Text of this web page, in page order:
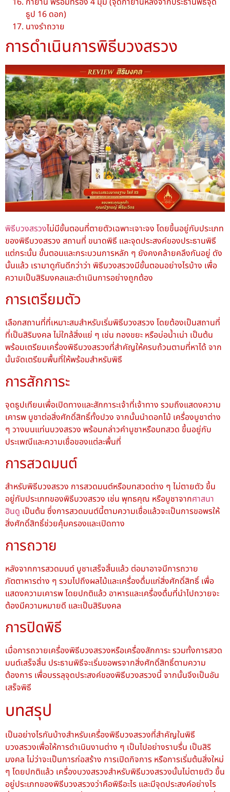
ธูป 16 ดอก)
นางรำถวาย
การดำเนินการพิธีบวงสรวง
พิธีบวงสรวงไม่มีขั้นตอนที่ตายตัวเฉพาะเจาะจง โดยขึ้นอยู่กับประเภท
ของพิธีบวงสรวง สถานที่ ขนาดพิธี และจุดประสงค์ของประธานพิธี
แต่กระนั้น ขั้นตอนและกระบวนการหลัก ๆ ยังคงคล้ายคลึงกันอยู่ ดัง
นั้นแล้ว เรามาดูกันดีกว่าว่า พิธีบวงสรวงมีขั้นตอนอย่างไรบ้าง เพื่อ
ความเป็นสิริมงคลและดำเนินการอย่างถูกต้อง
การเตรียมตัว
เลือกสถานที่ที่เหมาะสมสำหรับเริ่มพิธีบวงสรวง โดยต้องเป็นสถานที่
ที่เป็นสิริมงคล ไม่ใกล้สิ่งแย่ ๆ เช่น กองขยะ หรือบ่อน้ำเน่า เป็นต้น
พร้อมเตรียมเครื่องพิธีบวงสรวงที่สำคัญให้ครบถ้วนตามที่หาได้ จาก
นั้นจัดเตรียมพื้นที่ให้พร้อมสำหรับพิธี
การสักการะ
จุดธูปเทียนเพื่อเปิดทางและสักการะเจ้าที่เจ้าทาง รวมถึงแสดงความ
เคารพ บูชาต่อสิ่งศักดิ์สิทธิ์ทั้งปวง จากนั้นนำดอกไม้ เครื่องบูชาต่าง
ๆ วางบนแท่นบวงสรวง พร้อมกล่าวคำบูชาหรือบทสวด ขึ้นอยู่กับ
ประเพณีและความเชื่อของแต่ละพื้นที่
การสวดมนต์
สำหรับพิธีบวงสรวง การสวดมนต์หรือบทสวดต่าง ๆ ไม่ตายตัว ขึ้น
อยู่กับประเภทของพิธีบวงสรวง เช่น พุทธคุณ หรือบูชาจากศาสนา
ฮินดู เป็นต้น ซึ่งการสวดมนต์นี้ตามความเชื่อแล้วจะเป็นการขอพรให้
สิ่งศักดิ์สิทธิ์ช่วยคุ้มครองและเปิดทาง
การถวาย
หลังจากการสวดมนต์ บูชาเสร็จสิ้นแล้ว ต่อมาอาจมีการถวาย
ภัตตาหารต่าง ๆ รวมไปถึงผลไม้และเครื่องดื่มแก่สิ่งศักดิ์สิทธิ์ เพื่อ
แสดงความเคารพ โดยปกติแล้ว อาหารและเครื่องดื่มที่นำไปถวายจะ
ต้องมีความหมายดี และเป็นสิริมงคล
การปิดพิธี
เมื่อการถวายเครื่องพิธีบวงสรวงหรือเครื่องสักการะ รวมทั้งการสวด
มนต์เสร็จสิ้น ประธานพิธีจะเริ่มขอพรจากสิ่งศักดิ์สิทธิ์ตามความ
ต้องการ เพื่อบรรลุจุดประสงค์ของพิธีบวงสรวงนี้ จากนั้นจึงเป็นอัน
เสร็จพิธี
บทสรุป
เป็นอย่างไรกันบ้างสำหรับเครื่องพิธีบวงสรวงที่สำคัญในพิธี
บวงสรวงเพื่อให้การดำเนินงานต่าง ๆ เป็นไปอย่างราบรื่น เป็นสิริ
มงคล ไม่ว่าจะเป็นการก่อสร้าง การเปิดกิจการ หรือการเริ่มต้นสิ่งใหม่
ๆ โดยปกติแล้ว เครื่องบวงสรวงสำหรับพิธีบวงสรวงนั้นไม่ตายตัว ขึ้น
อยู่ประเภทของพิธีบวงสรวงว่าคือพิธีอะไร และมีจุดประสงค์อย่างไร